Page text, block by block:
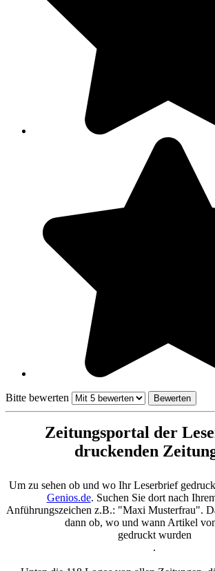
Bitte bewerten
Zeitungsportal der
druckenden
Um zu sehen ob und wo Ihr Leserbrief
Genios.de. Suchen Sie dort nach
Anführungszeichen z.B.: "Maxi Musterfrau".
dann ob, wo und wann Artikel
gedruckt wurden
.